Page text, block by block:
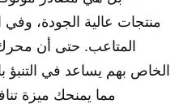
منتجات عالية الجودة،
الخاص بهم يساعد في التنبؤ
مما يمنحك ميزة